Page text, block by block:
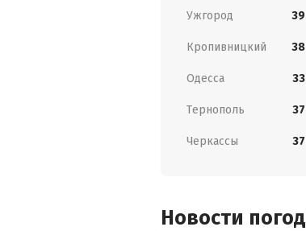
Ужгород
Кропивницкий
Одесса
Тернополь
Черкассы
Новости